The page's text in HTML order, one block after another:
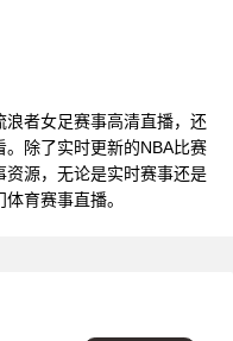
者女足赛事高清直播，还
除了实时更新的NBA比赛
资源，无论是实时赛事还是
育赛事直播。